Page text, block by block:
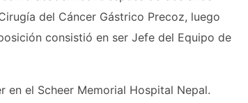
del Cáncer Gástrico Precoz, luego
consistió en ser Jefe del Equipo de
el Scheer Memorial Hospital Nepal.